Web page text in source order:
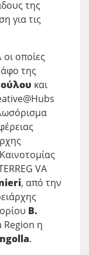
της
για τις
οποίες
της
και
VA
, από την
Β.
Region η
.